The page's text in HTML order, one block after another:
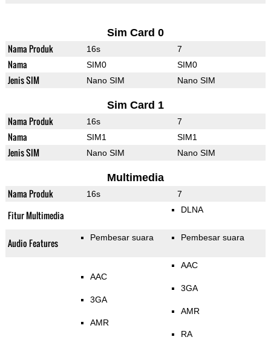
Sim Card 0
Nama Produk 16s 7
Nama SIM0 SIM0
Jenis SIM Nano SIM Nano SIM
Sim Card 1
Nama Produk 16s 7
Nama SIM1 SIM1
Jenis SIM Nano SIM Nano SIM
Multimedia
Nama Produk 16s 7
Fitur Multimedia DLNA
Audio Features Pembesar suara Pembesar suara
AAC
3GA
AMR
AAC
3GA
AMR
RA